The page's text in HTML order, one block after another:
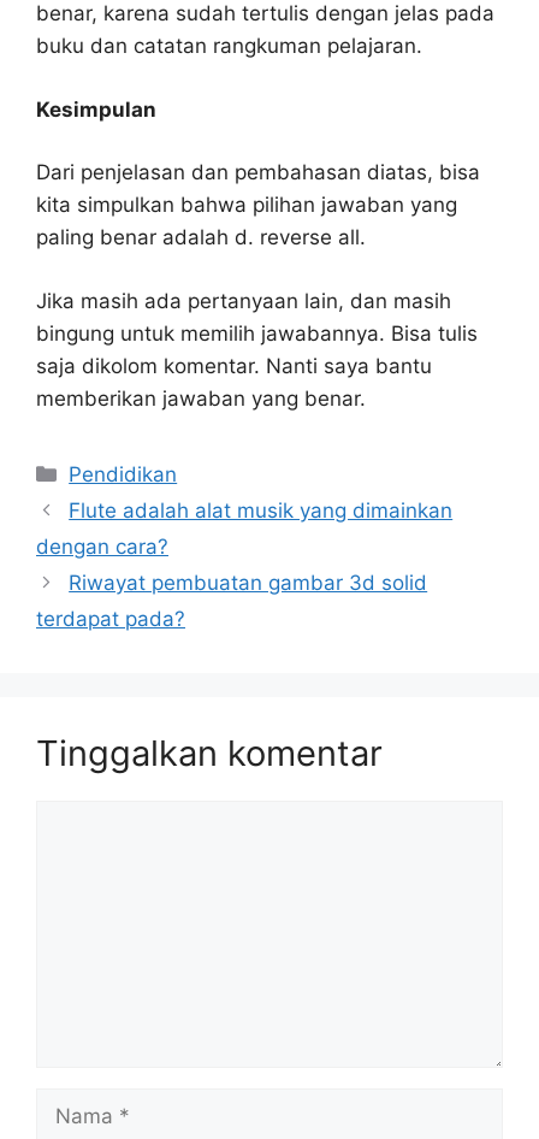
benar, karena sudah tertulis dengan jelas pada
buku dan catatan rangkuman pelajaran.
Kesimpulan
Dari penjelasan dan pembahasan diatas, bisa
kita simpulkan bahwa pilihan jawaban yang
paling benar adalah d. reverse all.
Jika masih ada pertanyaan lain, dan masih
bingung untuk memilih jawabannya. Bisa tulis
saja dikolom komentar. Nanti saya bantu
memberikan jawaban yang benar.
Kategori
Pendidikan
Flute adalah alat musik yang dimainkan
dengan cara?
Riwayat pembuatan gambar 3d solid
terdapat pada?
Tinggalkan komentar